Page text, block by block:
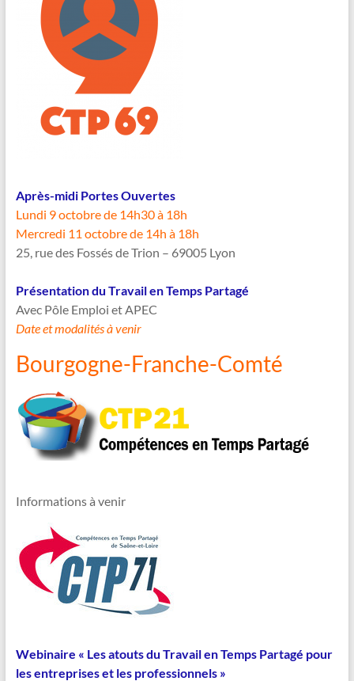
Après-midi Portes Ouvertes
Lundi 9 octobre de 14h30 à 18h
Mercredi 11 octobre de 14h à 18h
25, rue des Fossés de Trion – 69005 Lyon
Présentation du Travail en Temps Partagé
Avec Pôle Emploi et APEC
Date et modalités à venir
Bourgogne-Franche-Comté
Informations à venir
Webinaire « Les atouts du Travail en Temps Partagé pour
les entreprises et les professionnels »